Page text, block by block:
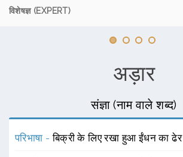
विशेषज्ञ (EXPERT)
अड़ार
संज्ञा (नाम वाले शब्द)
परिभाषा -बिक्री के लिए रखा हुआ ईंधन का ढेर